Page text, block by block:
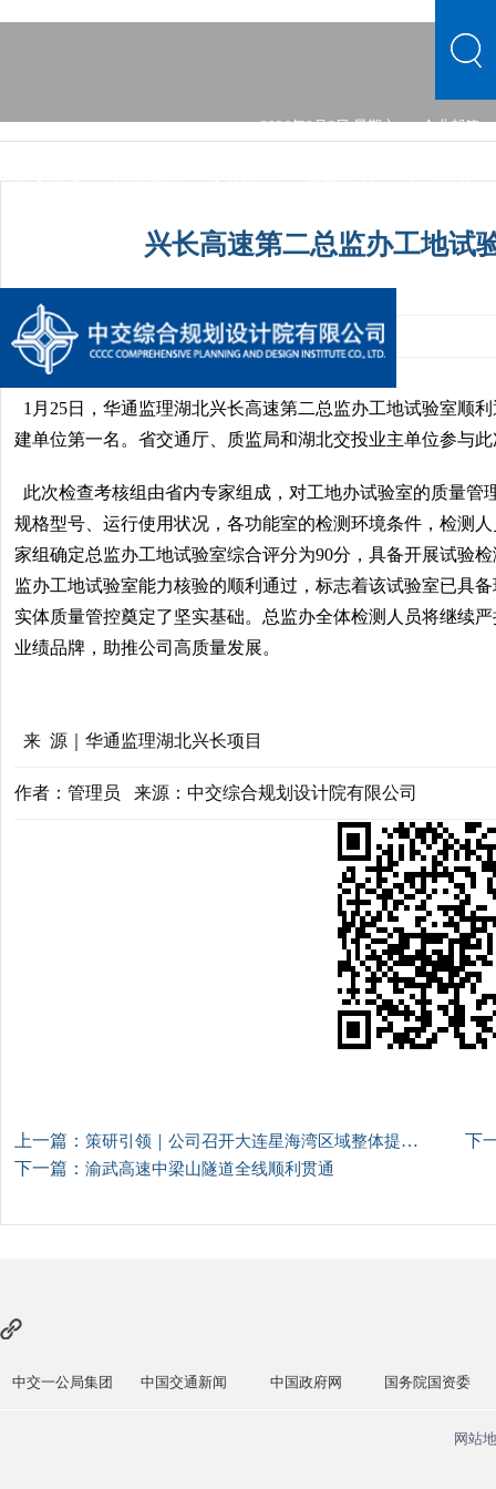
2026年8月8日 星期六 企业邮箱
中文首页 公司概况 文化品牌 新闻中心 主营业务
兴长高速第二总监办工地试
发布时间：2024-01-22 07:56:46手机阅读量：1
1月25日，华通监理湖北兴长高速第二总监办工地试验室顺
建单位第一名。 省交通厅、质监局和湖北交投业主单位参与
此次检查考核组由省内专家组成， 对工地办试验室的质量管
规格型号、运行使用状况，各功能室的检测环境条件，检测
家组确定总监办工地试验室综合评分为90分，具备开展试验
监办工地试验室能力核验的顺利通过，标志着该试验室已具
实体质量管控奠定了坚实基础。总监办全体检测人员将继续
业绩品牌，助推公司高质量发展。
来 源｜华通监理湖北兴长项目
作者：管理员 来源：中交综合规划设计院有限公司
上一篇： 策研引领｜公司召开大连星海湾区域整体提升改造项目产业规划院内审查及后续工作推进会
下
下一篇： 渝武高速中梁山隧道全线顺利贯通
中交一公局集团 中国交通新闻 中国政府网 国务院国资委
网站